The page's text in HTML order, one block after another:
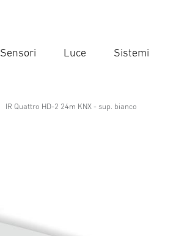
Sensori Luce Sistemi
IR Quattro HD-2 24m KNX - sup. bianco